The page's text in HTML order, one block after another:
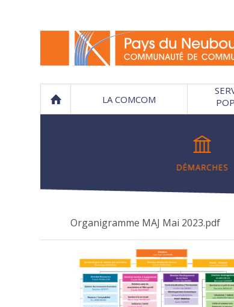
LA COMCOM
Organigramme MAJ Mai 2023.pdf